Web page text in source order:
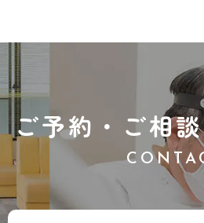
ご予約・ご相